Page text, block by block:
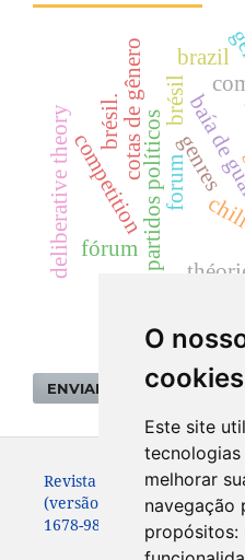
O
cookies
Este site
melhorar
navegação
propósitos:
partidos políticosbaía
genres
cotas de gênero brésil
competition
deliberative theory forum
brazil
fórum
brésil.
ENVIAR SUBMISSÃO
Revista de Sociologia e
(versão impressa)
1678-9873 (versão online)